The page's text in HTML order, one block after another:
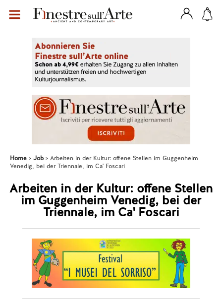
Home Job
Arbeiten in der Kultur: offene Stellen im Guggenheim
Venedig, bei der Triennale, im Ca' Foscari
Arbeiten in der Kultur: offene Stellen
im Guggenheim Venedig, bei der
Triennale, im Ca' Foscari